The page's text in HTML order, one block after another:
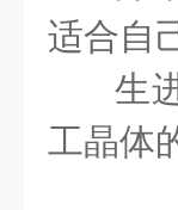
适合自
生
工晶体